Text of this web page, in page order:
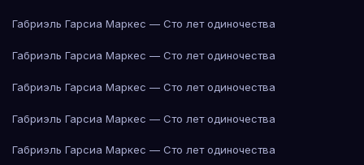
Габриэль Гарсиа Маркес — Сто лет одиночества
Габриэль Гарсиа Маркес — Сто лет одиночества
Габриэль Гарсиа Маркес — Сто лет одиночества
Габриэль Гарсиа Маркес — Сто лет одиночества
Габриэль Гарсиа Маркес — Сто лет одиночества